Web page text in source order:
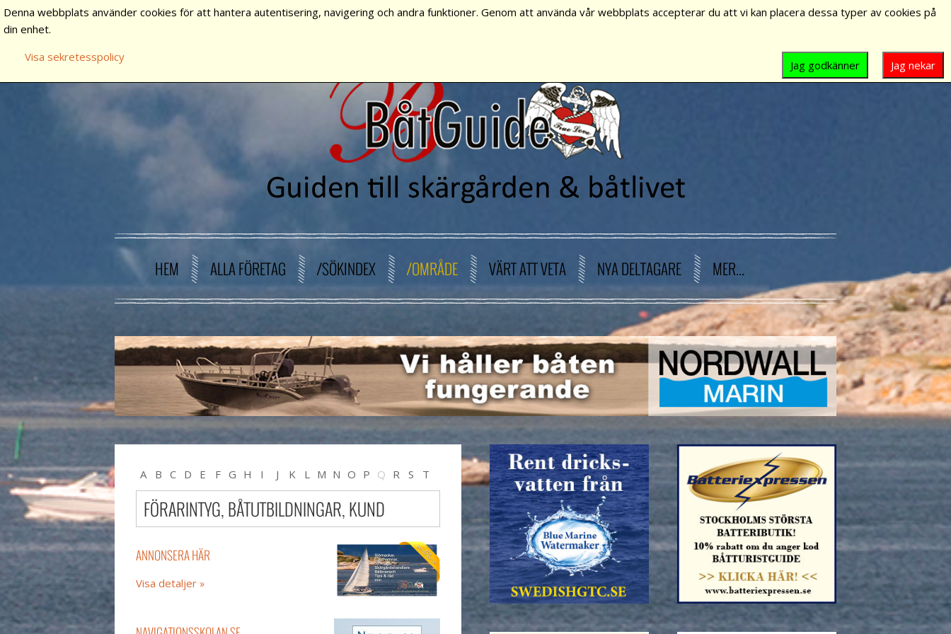
HEM ALLA FÖRETAG /SÖKINDEX /OMRÅDE VÄRT ATT VETA NYA DELTAGARE MER...
A B C D E F G H I J K L M N O P Q R S
T
U V W X Y Z #
FÖRARINTYG, BÅTUTBILDNINGAR, KUND
ANNONSERA HÄR
Visa detaljer
Denna webbplats använder cookies för att hantera autentisering, navigering och andra funktioner. Genom att använda vår webbplats accepterar du att vi kan placera dessa typer av cookies på
din enhet.
Visa sekretesspolicy
Jag nekar
Jag godkänner